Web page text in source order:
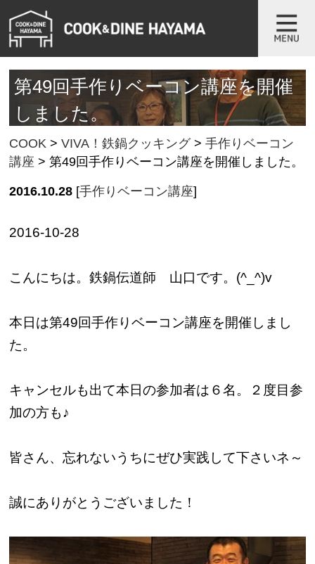
第49回手作りベーコン講座を開催
しました。
COOK >VIVA！鉄鍋クッキング>手作りベーコン
講座 >第49回手作りベーコン講座を開催しました。
2016.10.28 [手作りベーコン講座]
2016-10-28
こんにちは。鉄鍋伝道師 山口です。(^_^)v
本日は第49回手作りベーコン講座を開催しまし
た。
キャンセルも出て本日の参加者は６名。２度目参
加の方も♪
皆さん、忘れないうちにぜひ実践して下さいネ～
誠にありがとうございました！